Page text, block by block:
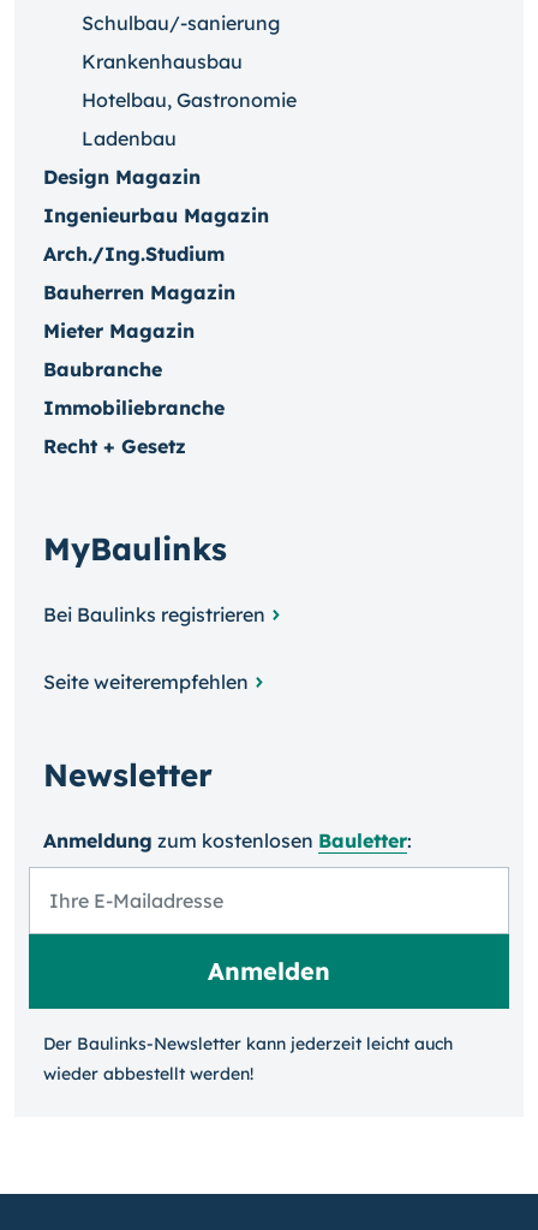
Schulbau/-sanierung
Krankenhausbau
Hotelbau, Gastronomie
Ladenbau
Design Magazin
Ingenieurbau Magazin
Arch./Ing.Studium
Bauherren Magazin
Mieter Magazin
Baubranche
Immobiliebranche
Recht + Gesetz
MyBaulinks
Bei Baulinks registrieren
Seite weiterempfehlen
Newsletter
Anmeldung zum kosten­losen Bauletter:
Der Baulinks-Newsletter kann jeder­zeit leicht auch
wieder ab­bestellt werden!